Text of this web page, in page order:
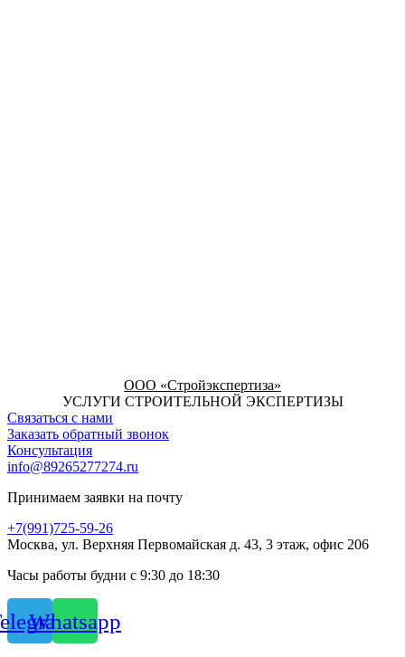
ООО «Стройэкспертиза»
УСЛУГИ СТРОИТЕЛЬНОЙ ЭКСПЕРТИЗЫ
Связаться с нами
Заказать обратный звонок
Консультация
info@89265277274.ru
Принимаем заявки на почту
+7(991)725-59-26
Москва, ул. Верхняя Первомайская д. 43, 3 этаж, офис 206
Часы работы будни с 9:30 до 18:30
Whatsapp